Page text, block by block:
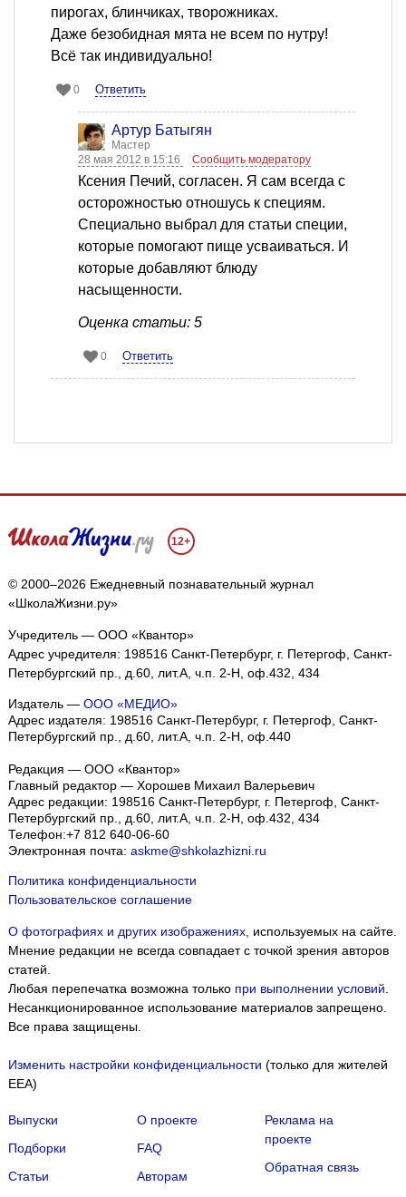
пирогах, блинчиках, творожниках.
Даже безобидная мята не всем по нутру!
Всё так индивидуально!
0 Ответить
Артур Батыгян
Мастер
28 мая 2012 в 15:16
Сообщить модератору
Ксения Печий, согласен. Я сам всегда с
осторожностью отношусь к специям.
Специально выбрал для статьи специи,
которые помогают пище усваиваться. И
которые добавляют блюду
насыщенности.
Оценка статьи: 5
0 Ответить
12+
© 2000–2026 Ежедневный познавательный журнал
«ШколаЖизни.ру»
Учредитель — ООО «Квантор»
Адрес учредителя: 198516 Санкт-Петербург, г. Петергоф, Санкт-
Петербургский пр., д.60, лит.А, ч.п. 2-Н, оф.432, 434
Издатель — ООО «МЕДИО»
Адрес издателя: 198516 Санкт-Петербург, г. Петергоф, Санкт-
Петербургский пр., д.60, лит.А, ч.п. 2-Н, оф.440
Редакция — ООО «Квантор»
Главный редактор — Хорошев Михаил Валерьевич
Адрес редакции: 198516 Санкт-Петербург, г. Петергоф Санкт-
Петербургский пр., д.60, лит.А, ч.п. 2-Н, оф.432, 434
Телефон:+7 812 640-06-60
Электронная почта: askme@shkolazhizni.ru
Политика конфиденциальности
Пользовательское соглашение
О фотографиях и других изображениях, используемых на сайте.
Мнение редакции не всегда совпадает с точкой зрения авторов
статей.
Любая перепечатка возможна только при выполнении условий
Несанкционированное использование материалов запрещено.
Все права защищены.
Изменить настройки конфиденциальности (только для жителей
EEA)
Выпуски
Подборки
Статьи
О проекте
FAQ
Авторам
Реклама на
проекте
Обратная связь